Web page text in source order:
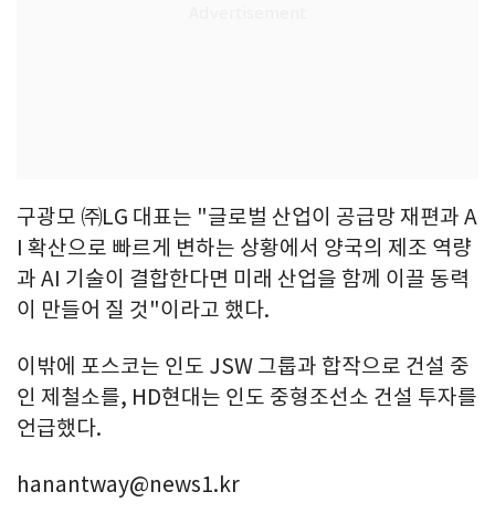
구광모 ㈜LG 대표는 "글로벌 산업이 공급망 재편과 A
I 확산으로 빠르게 변하는 상황에서 양국의 제조 역량
과 AI 기술이 결합한다면 미래 산업을 함께 이끌 동력
이 만들어 질 것"이라고 했다.
이밖에 포스코는 인도 JSW 그룹과 합작으로 건설 중
인 제철소를, HD현대는 인도 중형조선소 건설 투자를
언급했다.
hanantway@news1.kr